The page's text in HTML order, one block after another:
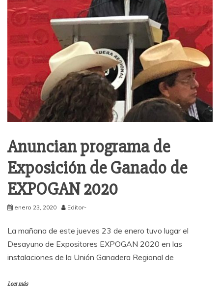
Anuncian programa de
Exposición de Ganado de
EXPOGAN 2020
enero 23, 2020 Editor-
La mañana de este jueves 23 de enero tuvo lugar el
Desayuno de Expositores EXPOGAN 2020 en las
instalaciones de la Unión Ganadera Regional de
Leer más